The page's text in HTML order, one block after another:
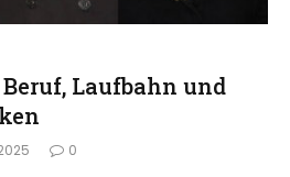
Laufbahn und
0